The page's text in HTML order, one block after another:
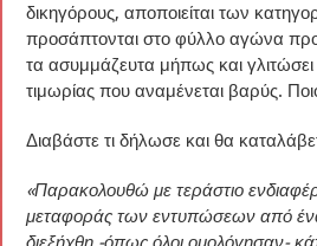
δικηγόρους, αποποιείται των
προσάπτονται στο φύλλο αγώνα
τα ασυμμάζευτα μήπως και
τιμωρίας που αναμένεται βαρύς.
Διαβάστε τι δήλωσε και θα
«Παρακολουθώ με τεράστιο
μεταφοράς των εντυπώσεων από